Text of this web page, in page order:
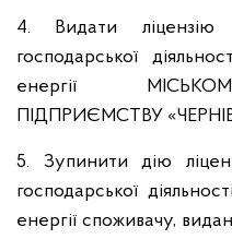
4. Видати
господарської
енергії
ПІДПРИЄМСТВУ
5. Зупинити дію
господарської
енергії споживачу,